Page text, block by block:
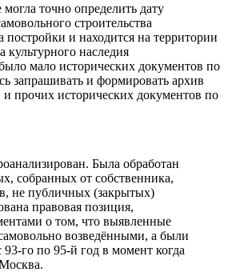
точно определить дату
строительства
постройки и находится на территории
культурного наследия
мало исторических документов по
запрашивать и формировать архив
прочих исторических документов по
Была обработан
собранных от собственника,
не публичных (закрытых)
правовая позиция,
о том, что выявленные
возведёнными, а были
го по 95-й год в момент когда